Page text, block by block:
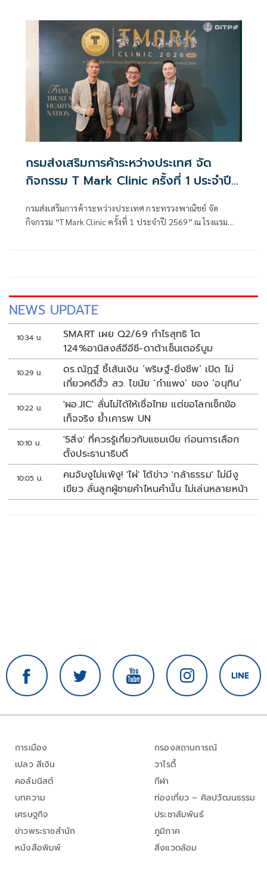
ไทยกว่า 130 คูหา ครอบคลุมสินค้าเกษตรและอาหาร แฟชั่น
และไลฟ์สไตล์ สุขภาพและความงาม พร้อมกิจกรรมสร้างสรรค์
และเวิร์กช็อปมากมาย ระหว่างวันที่ 11–13 มีนาคม 2569 ณ
ลานอเนกประสงค์ ชั้น 3 กระทรวงพาณิชย์
กรมส่งเสริมการค้าระหว่างประเทศ จัด
กิจกรรม T Mark Clinic ครั้งที่ 1 ประจำปี
กรมส่งเสริมการค้าระหว่างประเทศ กระทรวงพาณิชย์ จัด
กิจกรรม “T Mark Clinic ครั้งที่ 1 ประจำปี 2569” ณ โรงแรม
NEWS UPDATE
10:34 น.
SMART เผย Q2/69 กำไรสุทธิ โต
124%อานิสงส์อีอีซี-ดาต้าเซ็นเตอร์บูม
10:29 น.
ดร.ณัฏฐ์ ชี้เส้นเงิน ‘พริษฐ์-ยิ่งชีพ’ เปิด ไม่
เกี่ยวคดีฮั้ว สว. ไขนัย ‘กำแพง’ ของ ‘อนุทิน’
10:22 น.
'ผอ.JIC' ลั่นไม่ได้ให้เชื่อไทย แต่ขอโลกเช็กข้อ
เท็จจริง ย้ำเคารพ UN
10:10 น.
'5สิ่ง' ที่ควรรู้เกี่ยวกับแซมเบีย ก่อนการเลือก
ตั้งประธานาธิบดี
10:05 น.
คนจับงูไม่แพ้งู! 'ไผ่' โต้ข่าว 'กล้าธรรม' ไม่มีงู
เขียว ลั่นลูกผู้ชายคำไหนคำนั้น ไม่เล่นหลายหน้า
การเมือง
เปลว สีเงิน
คอลัมนิสต์
บทความ
เศรษฐกิจ
ข่าวพระราชสำนัก
หนังสือพิมพ์
กรองสถานการณ์
วาไรตี้
กีฬา
ท่องเที่ยว – ศิลปวัฒนธรรม
ประชาสัมพันธ์
ภูมิภาค
สิ่งแวดล้อม